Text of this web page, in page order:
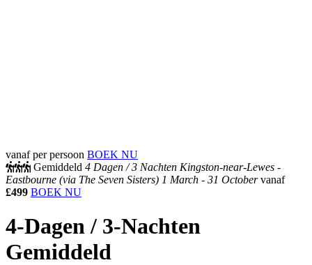
vanaf per persoon BOEK NU
Gemiddeld 4 Dagen /3 Nachten Kingston-near-Lewes -
Eastbourne (via The Seven Sisters) 1 March - 31 Octobervanaf
£499 BOEK NU
4-Dagen / 3-Nachten
Gemiddeld